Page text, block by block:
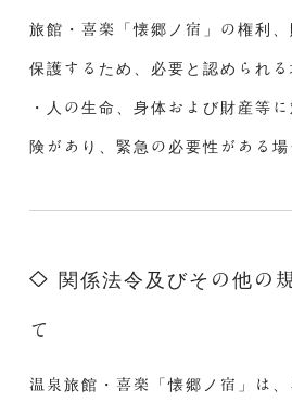
旅館・喜楽「懐郷ノ宿」の権利
保護するため、必要と認められる
・人の生命、身体および財産等
険があり、緊急の必要性がある場
関係法令及びその他の
て
温泉旅館・喜楽「懐郷ノ宿」は